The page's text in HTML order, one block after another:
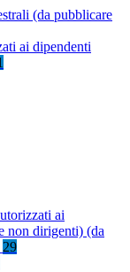
(da pubblicare
ai dipendenti
ai
non dirigenti) (da
29